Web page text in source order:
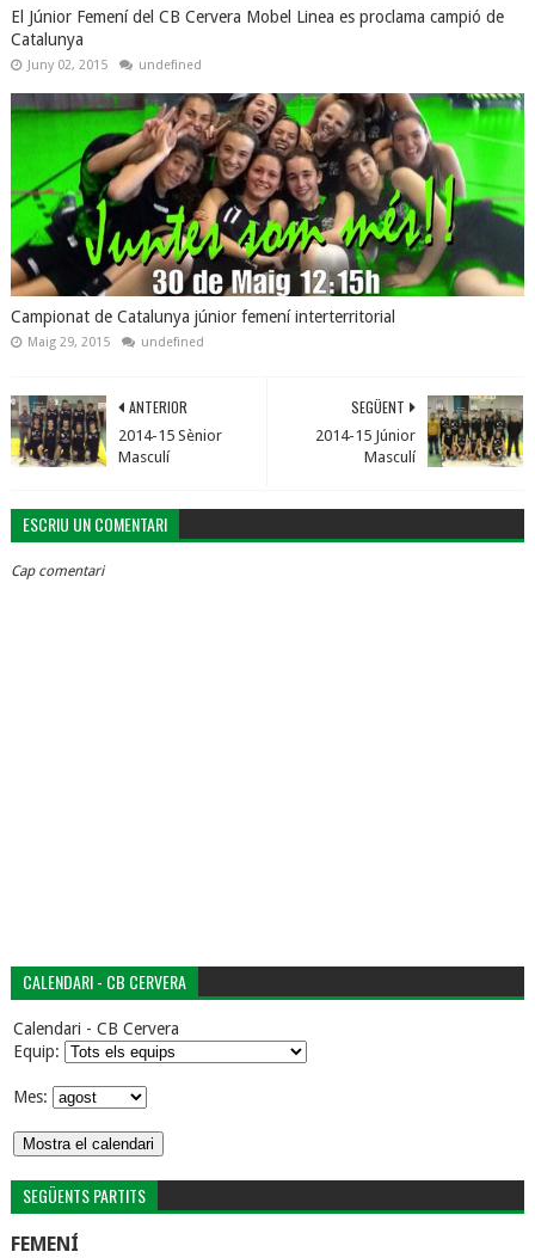
El Júnior Femení del CB Cervera Mobel Linea es proclama campió de
Catalunya
Juny 02, 2015 undefined
Campionat de Catalunya júnior femení interterritorial
Maig 29, 2015 undefined
SEGÜENT
2014-15 Júnior
Masculí
ANTERIOR
2014-15 Sènior
Masculí
ESCRIU UN COMENTARI
Cap comentari
CALENDARI - CB CERVERA
Calendari - CB Cervera
Equip:
Mes:
SEGÜENTS PARTITS
FEMENÍ